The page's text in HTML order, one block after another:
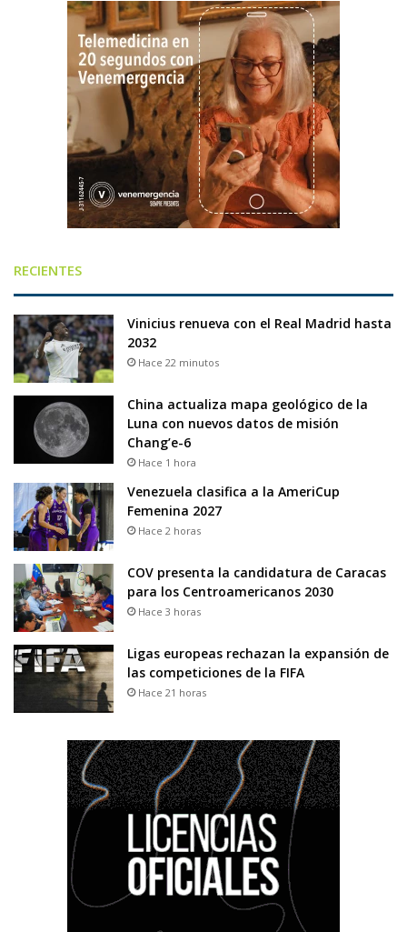
RECIENTES
Vinicius renueva con el Real Madrid hasta
2032
Hace 22 minutos
China actualiza mapa geológico de la
Luna con nuevos datos de misión
Chang’e-6
Hace 1 hora
Venezuela clasifica a la AmeriCup
Femenina 2027
Hace 2 horas
COV presenta la candidatura de Caracas
para los Centroamericanos 2030
Hace 3 horas
Ligas europeas rechazan la expansión de
las competiciones de la FIFA
Hace 21 horas